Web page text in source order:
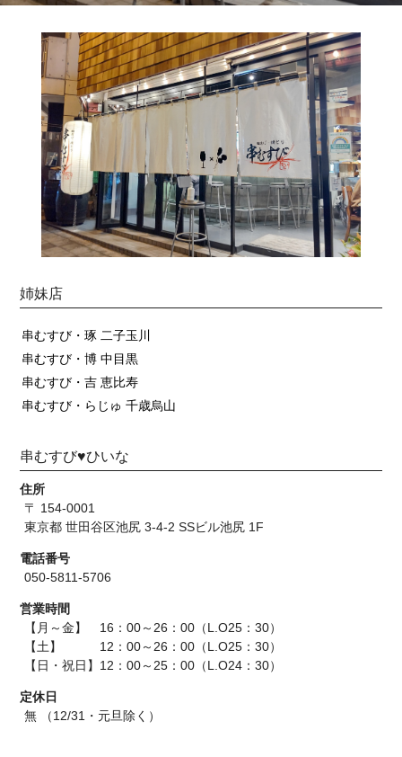
姉妹店
串むすび・琢 二子玉川
串むすび・博 中目黒
串むすび・吉 恵比寿
串むすび・らじゅ 千歳烏山
串むすび♥ひいな
住所
〒 154-0001
東京都 世田谷区池尻 3-4-2 SSビル池尻 1F
電話番号
050-5811-5706
営業時間
【月～金】 16：00～26：00（L.O25：30）
【土】 12：00～26：00（L.O25：30）
【日・祝日】12：00～25：00（L.O24：30）
定休日
無 （12/31・元旦除く）